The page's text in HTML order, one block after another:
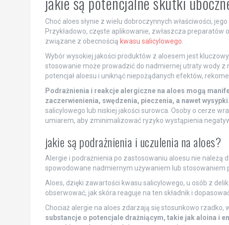
Choć aloes słynie z wielu dobroczynnych właściwości,
Przykładowo, częste aplikowanie, zwłaszcza preparatów
związane z obecnością kwasu salicylowego
Wybór wysokiej jakości produktów z aloesem jest
stosowanie może prowadzić do nadmiernej utraty wody z
potencjał aloesu i uniknąć niepożądanych efektów,
Podrażnienia i reakcje alergiczne na aloes mogą
zaczerwienienia, swędzenia, pieczenia, a nawet wysypki.
salicylowego lub niskiej jakości surowca. Osoby o cerze
umiarem, aby zminimalizować ryzyko wystąpienia
jakie są podrażnienia i uczulenia na aloes?
Alergie i podrażnienia po zastosowaniu aloesu nie należą
spowodowane nadmiernym używaniem lub stosowaniem
Aloes, dzięki zawartości kwasu salicylowego, u osób z
obserwować, jak skóra reaguje na ten składnik i
Chociaż alergie na aloes zdarzają się stosunkowo rzadko,
substancje o potencjale drażniącym, takie jak aloina i